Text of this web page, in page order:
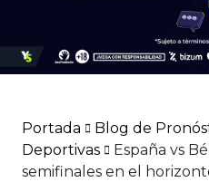
Portada
Blog de
Deportivas
España vs
semifinales en el